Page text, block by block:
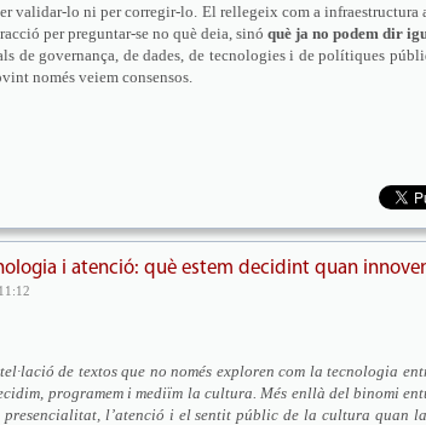
validar-lo ni per corregir-lo. El rellegeix com a infraestructura
per preguntar-se no què deia, sinó què ja no podem dir
de governança, de dades, de tecnologies i de polítiques
només veiem consensos.
i atenció: què estem decidint quan
de textos que no només exploren com la tecnologia
programem i mediïm la cultura. Més enllà del binomi
presencialitat, l’atenció i el sentit públic de la cultura quan